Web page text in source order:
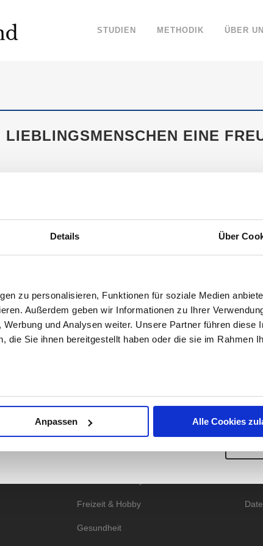
Details Über
zu personalisieren, Funktionen für soziale Medien
Außerdem geben wir Informationen zu Ihrer
und Analysen weiter. Unsere Partner führen diese
die Sie ihnen bereitgestellt haben oder die sie im Rahmen
Anpassen Alle Cookies
STUDIEN METHODIK ÜBER
EINE
Mitbringsel für Freunde und Familie. Besonders im
und lässt die bunten Sträuße direkt ins Wohnzimmer des
Umfrage vom 07. Oktober bis zum 10. Oktober 2020 zum
Auswahl. Testsieger in der Kategorie Markenvertrauen ist
Flora Prima, Valentinsundeuroflorist.Die genauen
KATEGORIEN
Freizeit & Hobby
Gesundheit